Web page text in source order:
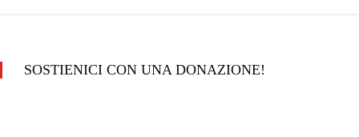
SOSTIENICI CON UNA DONAZIONE!